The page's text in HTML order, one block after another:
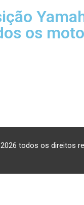
os
todos os direitos